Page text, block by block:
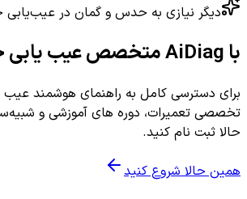
دیگر نیازی به حدس و گمان در
با AiDiag متخصص عیب یابی خودرو شوید
برای دسترسی کامل به راهنمای هوشمند عیب
تخصصی تعمیرات، دوره های آموزشی و
حالا ثبت نام کنید.
همین حالا شروع کنید